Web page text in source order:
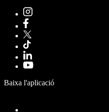
Baixa l'aplicació